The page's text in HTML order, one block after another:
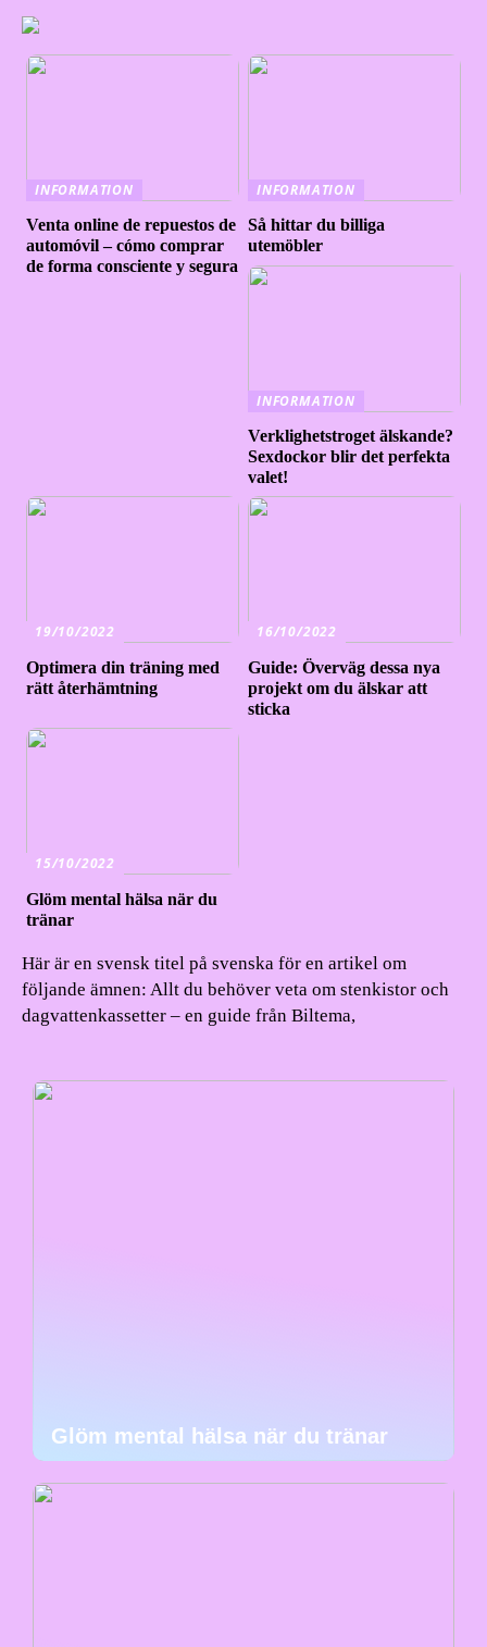
INFORMATION
Venta online de repuestos de
automóvil – cómo comprar
de forma consciente y segura
INFORMATION
Så hittar du billiga
utemöbler
INFORMATION
Verklighetstroget älskande?
Sexdockor blir det perfekta
valet!
19/10/2022
Optimera din träning med
rätt återhämtning
16/10/2022
Guide: Överväg dessa nya
projekt om du älskar att
sticka
15/10/2022
Glöm mental hälsa när du
tränar
Här är en svensk titel på svenska för en artikel om
följande ämnen: Allt du behöver veta om stenkistor och
dagvattenkassetter – en guide från Biltema,
Glöm mental hälsa när du tränar